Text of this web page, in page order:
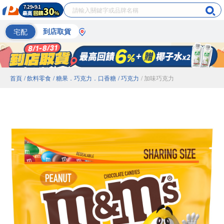
宅配 到店取貨
首頁 / 飲料零食 / 糖果．巧克力．口香糖 / 巧克力 / 加味巧克力